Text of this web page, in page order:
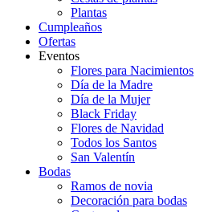
Plantas
Cumpleaños
Ofertas
Eventos
Flores para Nacimientos
Día de la Madre
Día de la Mujer
Black Friday
Flores de Navidad
Todos los Santos
San Valentín
Bodas
Ramos de novia
Decoración para bodas